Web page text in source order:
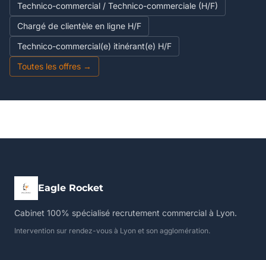
Technico-commercial / Technico-commerciale (H/F)
Chargé de clientèle en ligne H/F
Technico-commercial(e) itinérant(e) H/F
Toutes les offres →
Eagle Rocket
Cabinet 100% spécialisé recrutement commercial à Lyon.
Intervention sur rendez-vous à Lyon et son agglomération.